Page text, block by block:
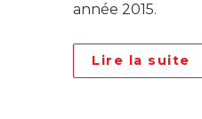
année 2015.
Lire la suite